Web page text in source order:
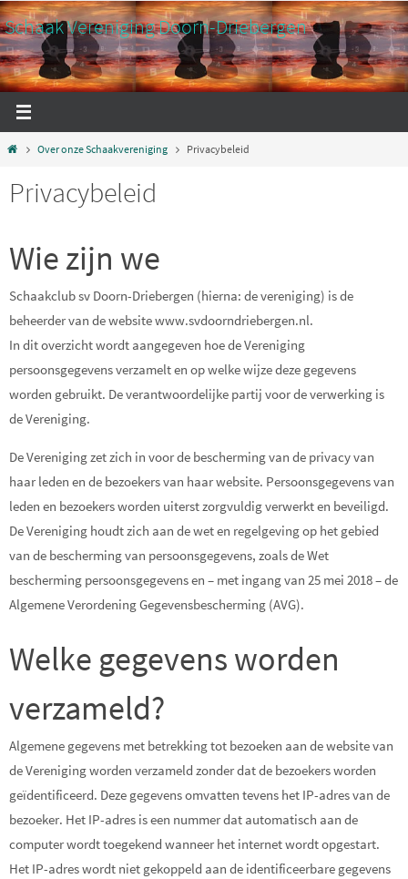
Ga
naar
de
inhoud
Schaak Vereniging Doorn-Driebergen
HomeOver onze Schaakvereniging Privacybeleid
Privacybeleid
Wie zijn we
Schaakclub sv Doorn-Driebergen (hierna: de vereniging) is de
beheerder van de website www.svdoorndriebergen.nl.
In dit overzicht wordt aangegeven hoe de Vereniging
persoonsgegevens verzamelt en op welke wijze deze gegevens
worden gebruikt. De verantwoordelijke partij voor de verwerking is
de Vereniging.
De Vereniging zet zich in voor de bescherming van de privacy van
haar leden en de bezoekers van haar website. Persoonsgegevens van
leden en bezoekers worden uiterst zorgvuldig verwerkt en beveiligd.
De Vereniging houdt zich aan de wet en regelgeving op het gebied
van de bescherming van persoonsgegevens, zoals de Wet
bescherming persoonsgegevens en – met ingang van 25 mei 2018 – de
Algemene Verordening Gegevensbescherming (AVG).
Welke gegevens worden
verzameld?
Algemene gegevens met betrekking tot bezoeken aan de website van
de Vereniging worden verzameld zonder dat de bezoekers worden
geïdentificeerd. Deze gegevens omvatten tevens het IP-adres van de
bezoeker. Het IP-adres is een nummer dat automatisch aan de
computer wordt toegekend wanneer het internet wordt opgestart.
Het IP-adres wordt niet gekoppeld aan de identificeerbare gegevens